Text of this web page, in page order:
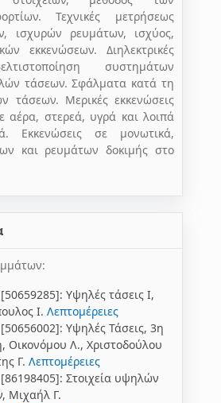
Τεχνικές μετρήσεως
ισχυρών ρευμάτων, ισχύος,
εκκενώσεων. Διηλεκτρικές
συστημάτων
τάσεων. Σφάλματα κατά τη
τάσεων. Μερικές εκκενώσεις
αέρα, στερεά, υγρά και λοιπά
Εκκενώσεις σε μονωτικά,
και ρευμάτων δοκιμής στο
[50659285]: Υψηλές τάσεις Ι,
Ι. Λεπτομέρειες
[50656002]: Υψηλές Τάσεις, 3η
Οικονόμου Λ., Χριστοδούλου
Γ. Λεπτομέρειες
[86198405]: Στοιχεία υψηλών
Μιχαήλ Γ.